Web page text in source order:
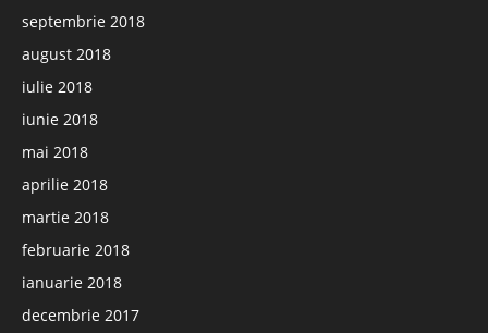
septembrie 2018
august 2018
iulie 2018
iunie 2018
mai 2018
aprilie 2018
martie 2018
februarie 2018
ianuarie 2018
decembrie 2017